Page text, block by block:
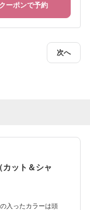
ーポンで予約
次へ
ット＆シャ
入ったカラーは頭